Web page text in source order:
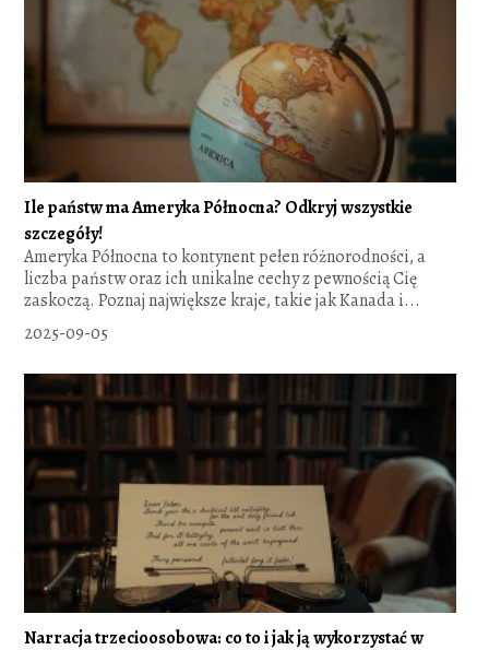
Ile państw ma Ameryka Północna? Odkryj wszystkie
szczegóły!
Ameryka Północna to kontynent pełen różnorodności, a
liczba państw oraz ich unikalne cechy z pewnością Cię
zaskoczą. Poznaj największe kraje, takie jak Kanada i...
2025-09-05
Narracja trzecioosobowa: co to i jak ją wykorzystać w